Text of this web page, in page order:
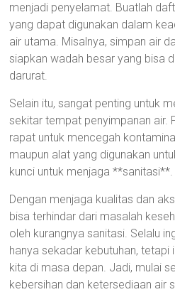
menjadi penyelamat. Buatlah
yang dapat digunakan dalam
air utama. Misalnya, simpan air
siapkan wadah besar yang bisa
darurat.
Selain itu, sangat penting untuk
sekitar tempat penyimpanan air.
rapat untuk mencegah
maupun alat yang digunakan
kunci untuk menjaga **sanitasi**.
Dengan menjaga kualitas dan
bisa terhindar dari masalah
oleh kurangnya sanitasi. Selalu
hanya sekadar kebutuhan, tetapi
kita di masa depan. Jadi, mulai
kebersihan dan ketersediaan air